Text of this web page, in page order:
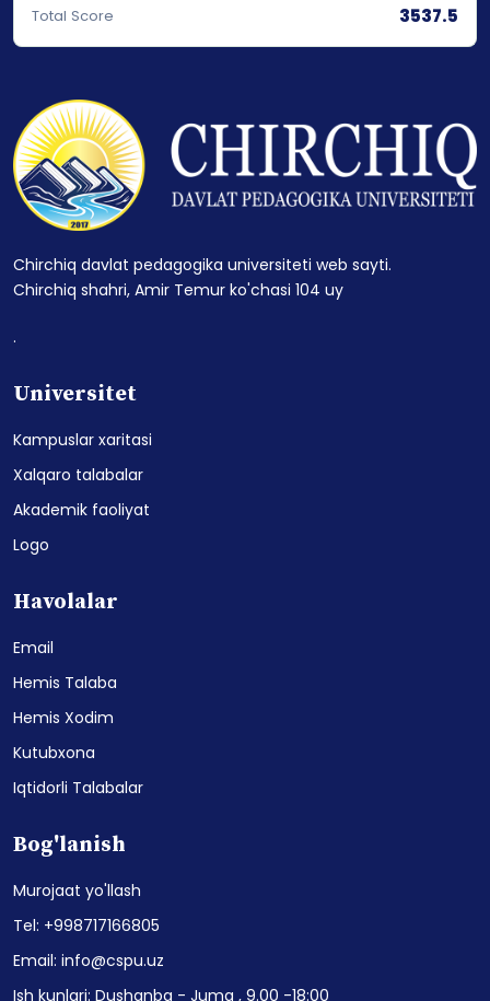
Total Score 3537.5
Chirchiq davlat pedagogika universiteti web sayti.
Chirchiq shahri, Amir Temur ko'chasi 104 uy
.
Universitet
Kampuslar xaritasi
Xalqaro talabalar
Akademik faoliyat
Logo
Havolalar
Email
Hemis Talaba
Hemis Xodim
Kutubxona
Iqtidorli Talabalar
Bog'lanish
Murojaat yo'llash
Tel: +998717166805
Email: info@cspu.uz
Ish kunlari: Dushanba - Juma , 9.00 -18:00